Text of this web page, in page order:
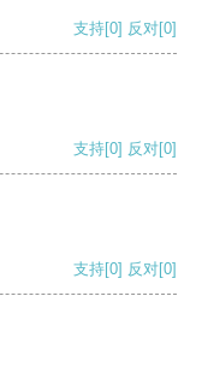
支持[0] 反对[0]
支持[0] 反对[0]
支持[0] 反对[0]